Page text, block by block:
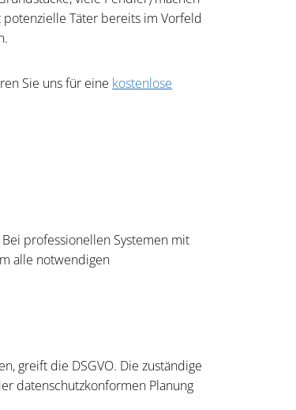
Täter bereits im Vorfeld
Sie uns für eine kostenlose
professionellen Systemen mit
alle notwendigen
greift die DSGVO. Die zuständige
datenschutzkonformen Planung